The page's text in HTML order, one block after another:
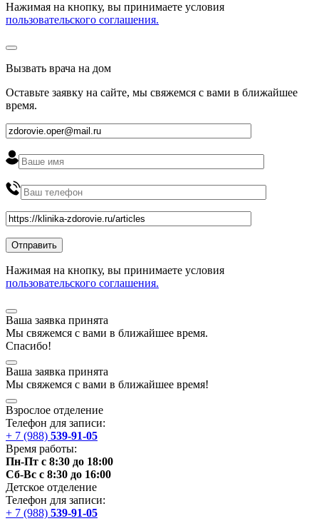
Нажимая на кнопку, вы принимаете условия
пользовательского соглашения.
Вызвать врача на дом
Оставьте заявку на сайте, мы свяжемся с вами в ближайшее
время.
Нажимая на кнопку, вы принимаете условия
пользовательского соглашения.
Ваша заявка принята
Мы свяжемся с вами в ближайшее время.
Спасибо!
Ваша заявка принята
Мы свяжемся с вами в ближайшее время!
Взрослое отделение
Телефон для записи:
+ 7 (988) 539-91-05
Время работы:
Пн-Пт с 8:30 до 18:00
Сб-Вс с 8:30 до 16:00
Детское отделение
Телефон для записи:
+ 7 (988) 539-91-05